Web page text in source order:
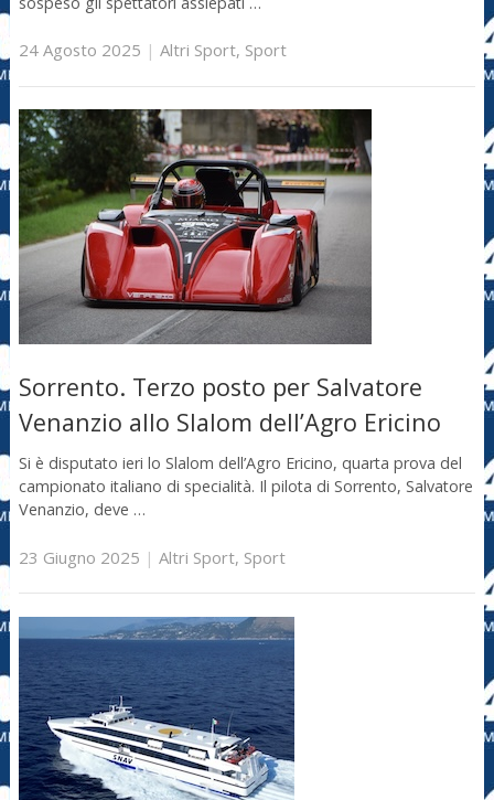
24 Agosto 2025 | Altri Sport, Sport
Sorrento. Terzo posto per Salvatore
Venanzio allo Slalom dell’Agro Ericino
Si è disputato ieri lo Slalom dell’Agro Ericino, quarta prova del
campionato italiano di specialità. Il pilota di Sorrento, Salvatore
Venanzio, deve …
23 Giugno 2025 | Altri Sport, Sport